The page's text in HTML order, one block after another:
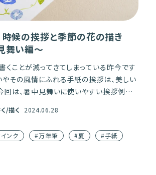
候の挨拶と季節の花の描き
い編〜
くことが減ってきてしまっている昨今です
やその風情にふれる手紙の挨拶は、美しい
回は、暑中見舞いに使いやすい挨拶例文
だけで紙面がはなやぐ季節の花「朝顔」の
/描く 2024.06.28
ンク #万年筆 #夏
#手紙